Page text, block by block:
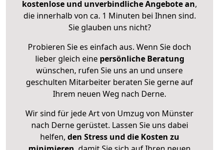
kostenlose und unverbindliche Angebote an,
die innerhalb von ca. 1 Minuten bei Ihnen sind.
Sie glauben uns nicht?
Probieren Sie es einfach aus. Wenn Sie doch
lieber gleich eine persönliche Beratung
wünschen, rufen Sie uns an und unsere
geschulten Mitarbeiter beraten Sie gerne auf
Ihrem neuen Weg nach Derne.
Wir sind für jede Art von Umzug von Münster
nach Derne gerüstet. Lassen Sie uns dabei
helfen, den Stress und die Kosten zu